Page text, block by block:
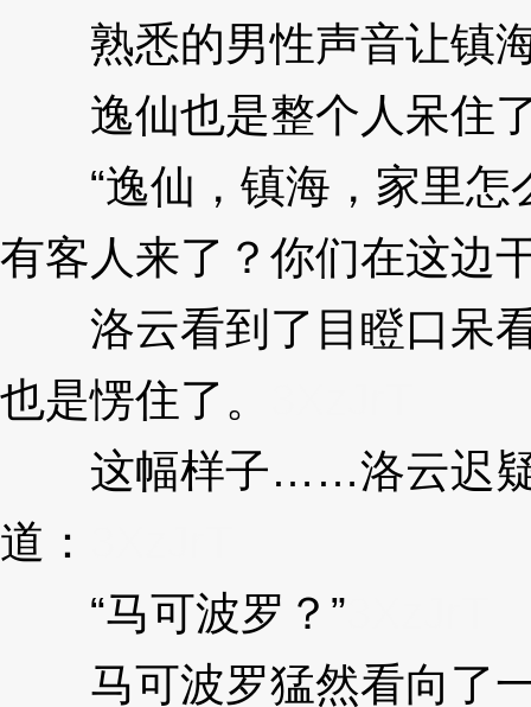
熟悉的男性声音让镇
逸仙也是整个人呆住
“逸仙，镇海，家里怎
有客人来了？你们在这边
洛云看到了目瞪口呆看
也是愣住了。
这幅样子……洛云迟疑
道：
“马可波罗？”
马可波罗猛然看向了一